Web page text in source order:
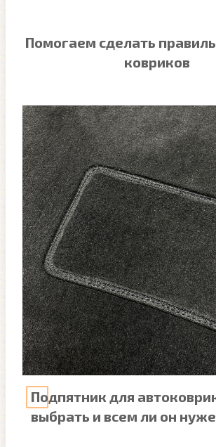
Помогаем сделать
ковриков
Подпятник для
выбрать и всем ли он